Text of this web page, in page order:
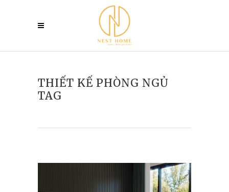
THIẾT KẾ PHÒNG NGỦ
TAG